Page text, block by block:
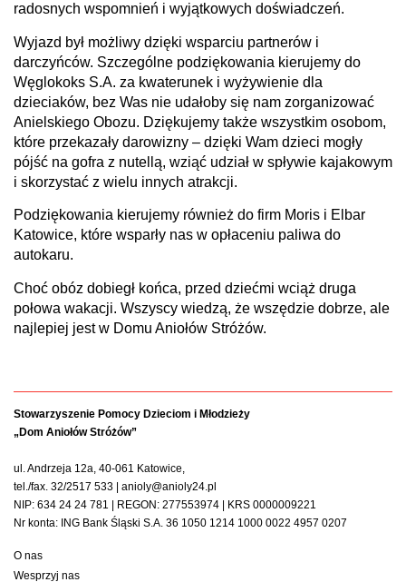
radosnych wspomnień i wyjątkowych doświadczeń.
Wyjazd był możliwy dzięki wsparciu partnerów i
darczyńców. Szczególne podziękowania kierujemy do
Węglokoks S.A. za kwaterunek i wyżywienie dla
dzieciaków, bez Was nie udałoby się nam zorganizować
Anielskiego Obozu. Dziękujemy także wszystkim osobom,
które przekazały darowizny – dzięki Wam dzieci mogły
pójść na gofra z nutellą, wziąć udział w spływie kajakowym
i skorzystać z wielu innych atrakcji.
Podziękowania kierujemy również do firm Moris i Elbar
Katowice, które wsparły nas w opłaceniu paliwa do
autokaru.
Choć obóz dobiegł końca, przed dziećmi wciąż druga
połowa wakacji. Wszyscy wiedzą, że wszędzie dobrze, ale
najlepiej jest w Domu Aniołów Stróżów.
Stowarzyszenie Pomocy Dzieciom i Młodzieży
„Dom Aniołów Stróżów”
ul. Andrzeja 12a, 40-061 Katowice,
tel./fax. 32/2517 533 | anioly@anioly24.pl
NIP: 634 24 24 781 | REGON: 277553974 | KRS 0000009221
Nr konta: ING Bank Śląski S.A. 36 1050 1214 1000 0022 4957 0207
O nas
Wesprzyj nas